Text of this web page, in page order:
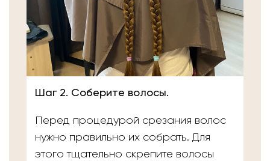
Шаг 2. Соберите волосы.
Перед процедурой срезания волос
нужно правильно их собрать. Для
этого тщательно скрепите волосы